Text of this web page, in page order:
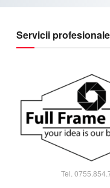
Servicii
Tel.